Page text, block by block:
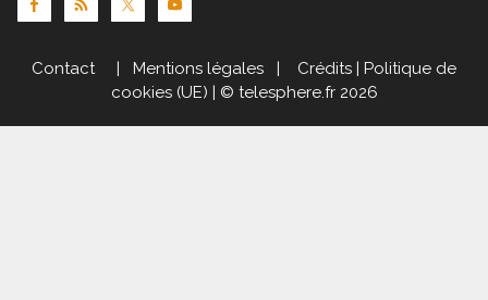
Contact| Mentions légales | Crédits | Politique de
cookies (UE) | © telesphere.fr 2026